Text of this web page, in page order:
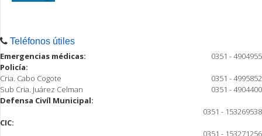
Teléfonos útiles
Emergencias médicas:
0351 - 4904955
Policía:
Cria. Cabo Cogote
0351 - 4995852
Sub Cria. Juárez Celman
0351 - 4904400
Defensa Civíl Municipal:
0351 - 153269538
CIC:
0351 - 153271256